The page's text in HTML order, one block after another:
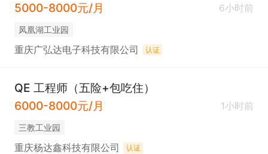
5000-8000元/月
6小时前
凤凰湖工业园
重庆广弘达电子科技有限公司 认证
QE 工程师（五险+包吃住）
6000-8000元/月
1小时前
三教工业园
重庆杨达鑫科技有限公司 认证